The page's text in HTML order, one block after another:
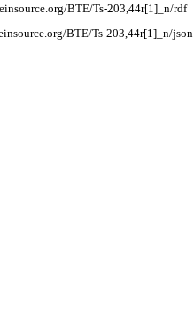
BTE/Ts-203,44r[1]_n/rdf
BTE/Ts-203,44r[1]_n/json